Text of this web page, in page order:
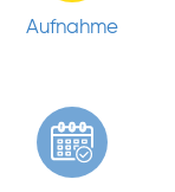
Aufnahme